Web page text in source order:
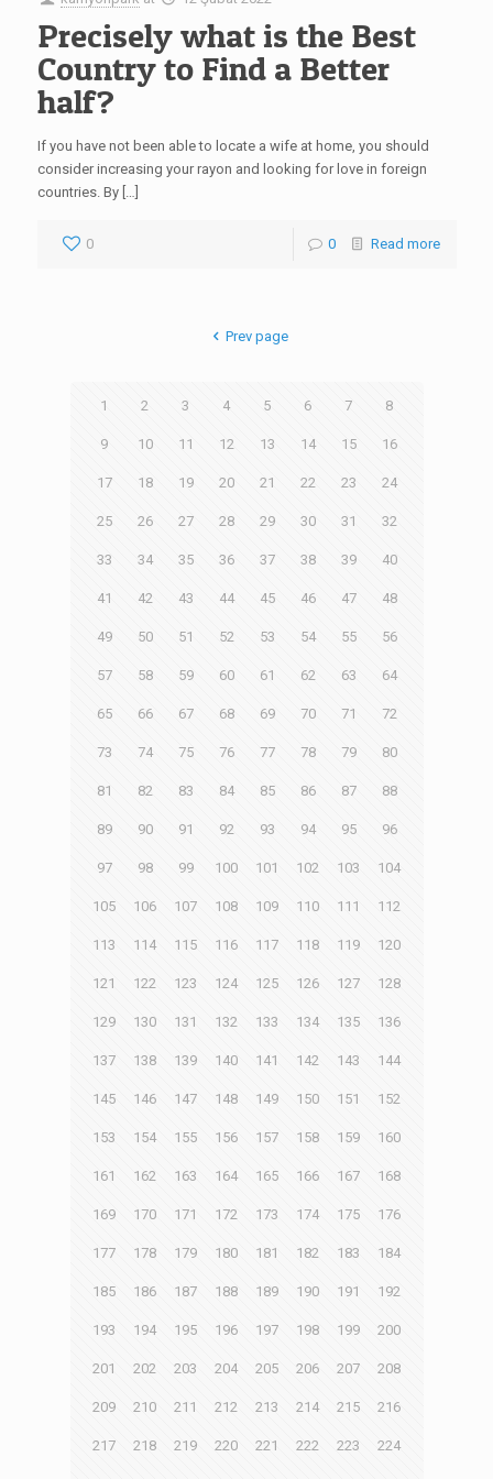
Precisely what is the Best
Country to Find a Better
half?
If you have not been able to locate a wife at home, you should
consider increasing your rayon and looking for love in foreign
countries. By […]
0 0 Read more
Prev page
1 2 3 4 5 6 7 8
9 10 11 12 13 14 15 16
17 18 19 20 21 22 23 24
25 26 27 28 29 30 31 32
33 34 35 36 37 38 39 40
41 42 43 44 45 46 47 48
49 50 51 52 53 54 55 56
57 58 59 60 61 62 63 64
65 66 67 68 69 70 71 72
73 74 75 76 77 78 79 80
81 82 83 84 85 86 87 88
89 90 91 92 93 94 95 96
97 98 99 100 101 102 103 104
105 106 107 108 109 110 111 112
113 114 115 116 117 118 119 120
121 122 123 124 125 126 127 128
129 130 131 132 133 134 135 136
137 138 139 140 141 142 143 144
145 146 147 148 149 150 151 152
153 154 155 156 157 158 159 160
161 162 163 164 165 166 167 168
169 170 171 172 173 174 175 176
177 178 179 180 181 182 183 184
185 186 187 188 189 190 191 192
193 194 195 196 197 198 199 200
201 202 203 204 205 206 207 208
209 210 211 212 213 214 215 216
217 218 219 220 221 222 223 224